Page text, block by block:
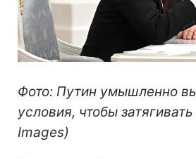
Фото: Путин умышленно
условия, чтобы
Images)